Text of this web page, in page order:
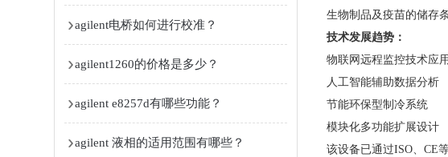
agilent电桥如何进行校准？
agilent1260的价格是多少？
agilent e8257d有哪些功能？
agilent 液相的适用范围有哪些？
生物制品及疫苗的储存
​技术发展趋势：​
物联网远程监控技术应用
人工智能辅助数据分析
节能环保型制冷系统
模块化多功能扩展设计
该设备已通过ISO、CE